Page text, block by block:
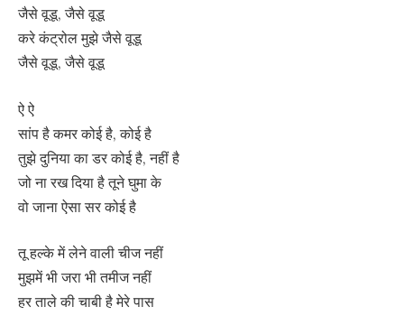
जैसे वूडू, जैसे वूडू
करे कंट्रोल मुझे जैसे वूडू
जैसे वूडू, जैसे वूडू
ऐ ऐ
सांप है कमर कोई है, कोई है
तुझे दुनिया का डर कोई है, नहीं है
जो ना रख दिया है तूने घुमा के
वो जाना ऐसा सर कोई है
तू हल्के में लेने वाली चीज नहीं
मुझमें भी जरा भी तमीज नहीं
हर ताले की चाबी है मेरे पास